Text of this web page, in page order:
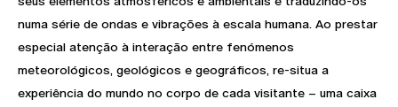
numa série de ondas e vibrações à escala humana. Ao prestar
especial atenção à interação entre fenómenos
meteorológicos, geológicos e geográficos, re-situa a
experiência do mundo no corpo de cada visitante – uma caixa